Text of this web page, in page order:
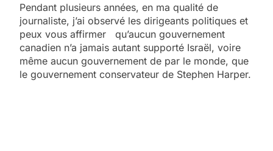
Pendant plusieurs années, en ma qualité de
journaliste, j’ai observé les dirigeants politiques et
peux vous affirmer qu’aucun gouvernement
canadien n’a jamais autant supporté Israël, voire
même aucun gouvernement de par le monde, que
le gouvernement conservateur de Stephen Harper.